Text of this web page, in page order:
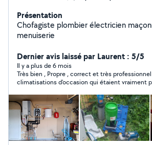
Présentation
Chofagiste plombier électricien
menuiserie
Dernier avis laissé par Laurent : 5/5
Il y a plus de 6 mois
Très bien , Propre , correct et très
climatisations d'occasion qui étaient vraiment
Merci Krifa super boulot